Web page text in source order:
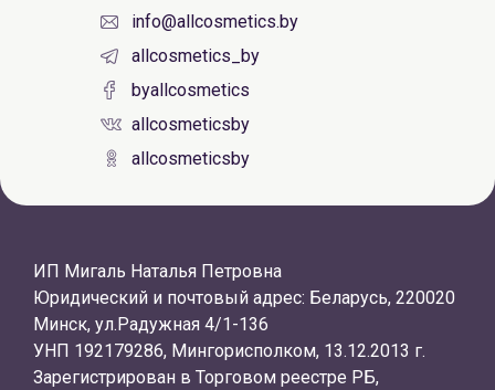
info@allcosmetics.by
allcosmetics_by
byallcosmetics
allcosmeticsby
allcosmeticsby
ИП Мигаль Наталья Петровна
Юридический и почтовый адрес: Беларусь, 220020
Минск, ул.Радужная 4/1-136
УНП 192179286, Мингорисполком, 13.12.2013 г.
Зарегистрирован в Торговом реестре РБ,